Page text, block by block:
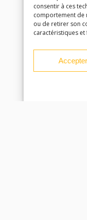
consentir à ces
comportement de
ou de retirer son
caractéristiques et
Accepter